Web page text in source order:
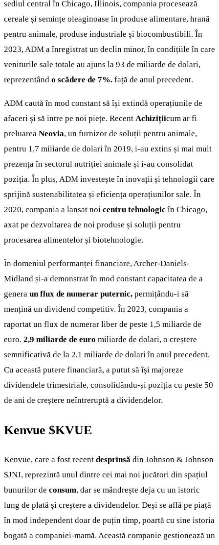
sediul central în Chicago, Illinois, compania procesează
cereale și semințe oleaginoase în produse alimentare, hrană
pentru animale, produse industriale și biocombustibili. În
2023, ADM a înregistrat un declin minor, în condițiile în care
veniturile sale totale au ajuns la 93 de miliarde de dolari,
reprezentând o scădere de 7%. față de anul precedent.
ADM caută în mod constant să își extindă operațiunile de
afaceri și să intre pe noi piețe. Recent Achizițiicum ar fi
preluarea Neovia, un furnizor de soluții pentru animale,
pentru 1,7 miliarde de dolari în 2019, i-au extins și mai mult
prezența în sectorul nutriției animale și i-au consolidat
poziția. În plus, ADM investește în inovații și tehnologii care
sprijină sustenabilitatea și eficiența operațiunilor sale. În
2020, compania a lansat noi centru tehnologic în Chicago,
axat pe dezvoltarea de noi produse și soluții pentru
procesarea alimentelor și biotehnologie.
În domeniul performanței financiare, Archer-Daniels-
Midland și-a demonstrat în mod constant capacitatea de a
genera un flux de numerar puternic, permițându-i să
mențină un dividend competitiv. În 2023, compania a
raportat un flux de numerar liber de peste 1,5 miliarde de
euro. 2,9 miliarde de euro miliarde de dolari, o creștere
semnificativă de la 2,1 miliarde de dolari în anul precedent.
Cu această putere financiară, a putut să își majoreze
dividendele trimestriale, consolidându-și poziția cu peste 50
de ani de creștere neîntreruptă a dividendelor.
Kenvue $KVUE
Kenvue, care a fost recent desprinsă din Johnson & Johnson
$JNJ, reprezintă unul dintre cei mai noi jucători din spațiul
bunurilor de consum, dar se mândrește deja cu un istoric
lung de plată și creștere a dividendelor. Deși se află pe piață
în mod independent doar de puțin timp, poartă cu sine istoria
bogată a companiei-mamă. Această companie gestionează un